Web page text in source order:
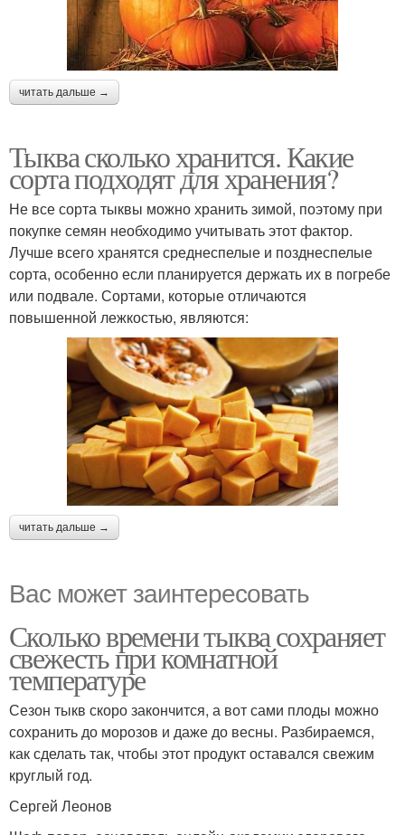
читать дальше →
Тыква сколько хранится. Какие
сорта подходят для хранения?
Не все сорта тыквы можно хранить зимой, поэтому при
покупке семян необходимо учитывать этот фактор.
Лучше всего хранятся среднеспелые и позднеспелые
сорта, особенно если планируется держать их в погребе
или подвале. Сортами, которые отличаются
повышенной лежкостью, являются:
читать дальше →
Вас может заинтересовать
Сколько времени тыква сохраняет
свежесть при комнатной
температуре
Сезон тыкв скоро закончится, а вот сами плоды можно
сохранить до морозов и даже до весны. Разбираемся,
как сделать так, чтобы этот продукт оставался свежим
круглый год.
Сергей Леонов